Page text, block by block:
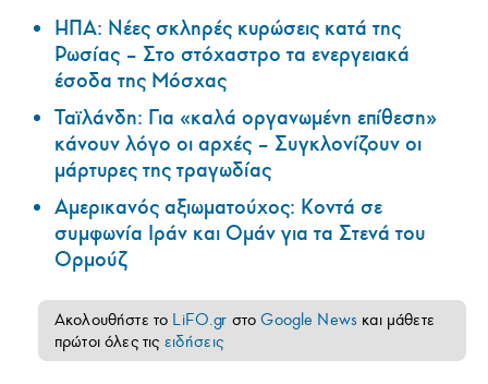
ΗΠΑ: Nέες σκληρές κυρώσεις κατά της
Ρωσίας – Στο στόχαστρο τα ενεργειακά
έσοδα της Μόσχας
Ταϊλάνδη: Για «καλά οργανωμένη επίθεση»
κάνουν λόγο οι αρχές – Συγκλονίζουν οι
μάρτυρες της τραγωδίας
Αμερικανός αξιωματούχος: Κοντά σε
συμφωνία Ιράν και Ομάν για τα Στενά του
Ορμούζ
Ακολουθήστε το LiFO.gr στοGoogle News και μάθετε
πρώτοι όλες τις ειδήσεις